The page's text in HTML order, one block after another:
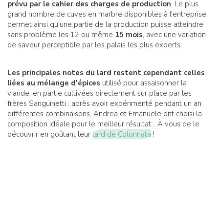
prévu par le cahier des charges de production. Le plus
grand nombre de cuves en marbre disponibles à l'entreprise
permet ainsi qu'une partie de la production puisse atteindre
sans problème les 12 ou même 15 mois, avec une variation
de saveur perceptible par les palais les plus experts.
Les principales notes du lard restent cependant celles
liées au mélange d'épices utilisé pour assaisonner la
viande, en partie cultivées directement sur place par les
frères Sanguinetti : après avoir expérimenté pendant un an
différentes combinaisons, Andrea et Emanuele ont choisi la
composition idéale pour le meilleur résultat... À vous de le
découvrir en goûtant leur lard de Colonnata !